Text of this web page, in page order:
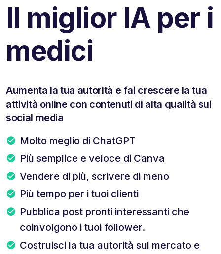
Il miglior IA per i
medici
Aumenta la tua autorità e fai crescere la tua
attività online con contenuti di alta qualità sui
social media
Molto meglio di ChatGPT
Più semplice e veloce di Canva
Vendere di più, scrivere di meno
Più tempo per i tuoi clienti
Pubblica post pronti interessanti che
coinvolgono i tuoi follower.
Costruisci la tua autorità sul mercato e